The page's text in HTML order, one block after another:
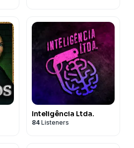
Inteligência Ltda.
84 Listeners